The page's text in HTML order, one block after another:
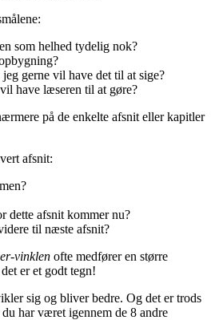
som helhed tydelig nok?
gerne vil have det til at sige?
have læseren til at gøre?
på de enkelte afsnit eller kapitler
afsnit:
dette afsnit kommer nu?
til næste afsnit?
vinklen ofte medfører en større
er et godt tegn!
sig og bliver bedre. Og det er trods
har været igennem de 8 andre